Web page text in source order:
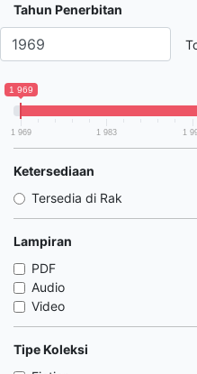
Tahun Penerbitan
1 969
1 969 1 983 1
Ketersediaan
Tersedia di Rak
Lampiran
PDF
Audio
Video
Tipe Koleksi